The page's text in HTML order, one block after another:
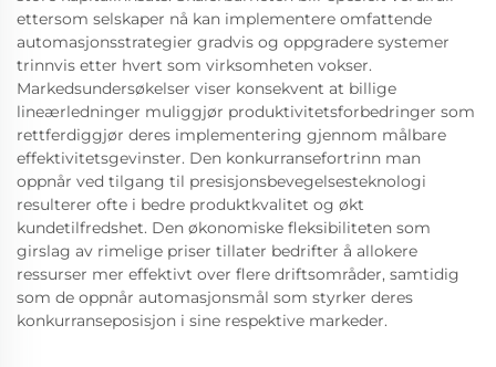
ettersom selskaper nå kan implementere omfattende
automasjonsstrategier gradvis og oppgradere systemer
trinnvis etter hvert som virksomheten vokser.
Markedsundersøkelser viser konsekvent at billige
lineærledninger muliggjør produktivitetsforbedringer som
rettferdiggjør deres implementering gjennom målbare
effektivitetsgevinster. Den konkurransefortrinn man
oppnår ved tilgang til presisjonsbevegelsesteknologi
resulterer ofte i bedre produktkvalitet og økt
kundetilfredshet. Den økonomiske fleksibiliteten som
girslag av rimelige priser tillater bedrifter å allokere
ressurser mer effektivt over flere driftsområder, samtidig
som de oppnår automasjonsmål som styrker deres
konkurranseposisjon i sine respektive markeder.